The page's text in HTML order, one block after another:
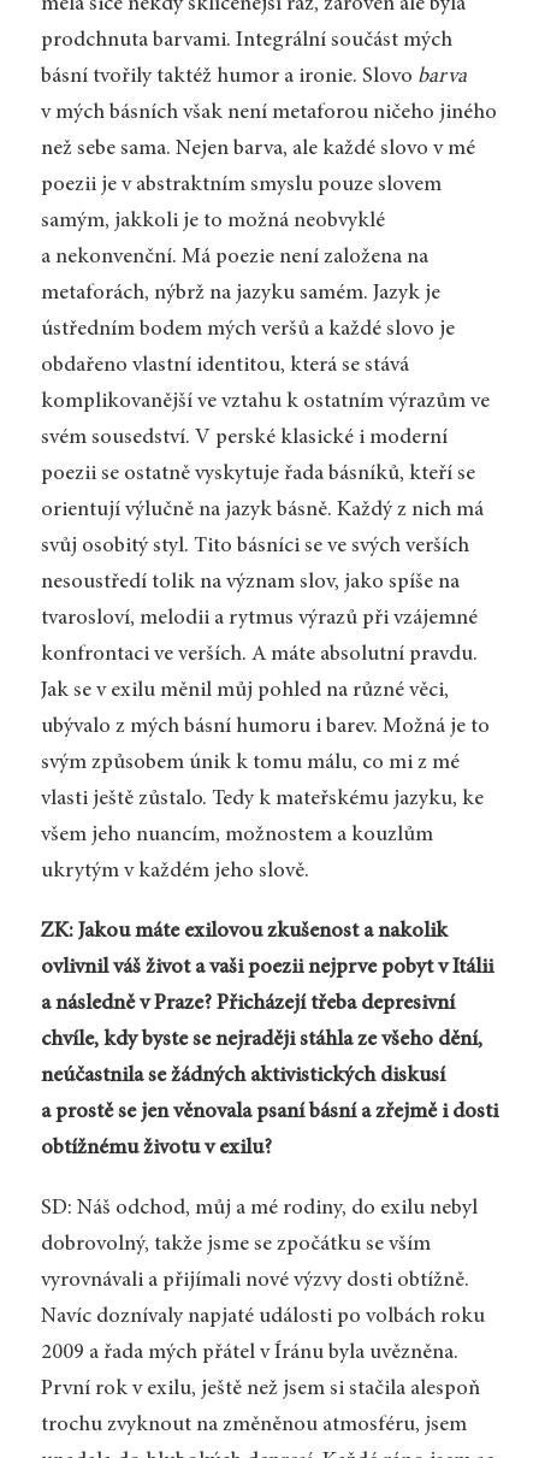
měla sice někdy sklíčenější ráz, zároveň ale byla
prodchnuta barvami. Integrální součást mých
básní tvořily taktéž humor a ironie. Slovo barva
v mých básních však není metaforou ničeho jiného
než sebe sama. Nejen barva, ale každé slovo v mé
poezii je v abstraktním smyslu pouze slovem
samým, jakkoli je to možná neobvyklé
a nekonvenční. Má poezie není založena na
metaforách, nýbrž na jazyku samém. Jazyk je
ústředním bodem mých veršů a každé slovo je
obdařeno vlastní identitou, která se stává
komplikovanější ve vztahu k ostatním výrazům ve
svém sousedství. V perské klasické i moderní
poezii se ostatně vyskytuje řada básníků, kteří se
orientují výlučně na jazyk básně. Každý z nich má
svůj osobitý styl. Tito básníci se ve svých verších
nesoustředí tolik na význam slov, jako spíše na
tvarosloví, melodii a rytmus výrazů při vzájemné
konfrontaci ve verších. A máte absolutní pravdu.
Jak se v exilu měnil můj pohled na různé věci,
ubývalo z mých básní humoru i barev. Možná je to
svým způsobem únik k tomu málu, co mi z mé
vlasti ještě zůstalo. Tedy k mateřskému jazyku, ke
všem jeho nuancím, možnostem a kouzlům
ukrytým v každém jeho slově.
ZK: Jakou máte exilovou zkušenost a nakolik
ovlivnil váš život a vaši poezii nejprve pobyt v Itálii
a následně v Praze? Přicházejí třeba depresivní
chvíle, kdy byste se nejraději stáhla ze všeho dění,
neúčastnila se žádných aktivistických diskusí
a prostě se jen věnovala psaní básní a zřejmě i dosti
obtížnému životu v exilu?
SD: Náš odchod, můj a mé rodiny, do exilu nebyl
dobrovolný, takže jsme se zpočátku se vším
vyrovnávali a přijímali nové výzvy dosti obtížně.
Navíc doznívaly napjaté události po volbách roku
2009 a řada mých přátel v Íránu byla uvězněna.
První rok v exilu, ještě než jsem si stačila alespoň
trochu zvyknout na změněnou atmosféru, jsem